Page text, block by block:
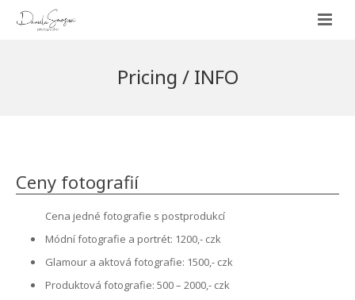
COMMERCIAL
BEFORE | AFTER
Pricing / INFO
Ceny fotografií
Cena jedné fotografie s postprodukcí
Módní fotografie a portrét: 1200,- czk
Glamour a aktová fotografie: 1500,- czk
Produktová fotografie: 500 – 2000,- czk